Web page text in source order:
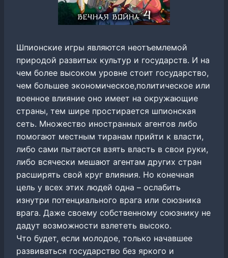
Шпионские игры являются неотъемлемой
природой развитых культур и государств. И на
чем более высоком уровне стоит государство,
чем большее экономическое,политическое или
военное влияние оно имеет на окружающие
страны, тем шире простирается шпионская
сеть. Множество иностранных агентов либо
помогают местным тиранам прийти к власти,
либо сами пытаются взять власть в свои руки,
либо всячески мешают агентам других стран
расширять свой круг влияния. Но конечная
цель у всех этих людей одна – ослабить
изнутри потенциального врага или союзника
врага. Даже своему собственному союзнику не
дадут возможности взлететь высоко.
Что будет, если молодое, только начавшее
развиваться государство без яркого и